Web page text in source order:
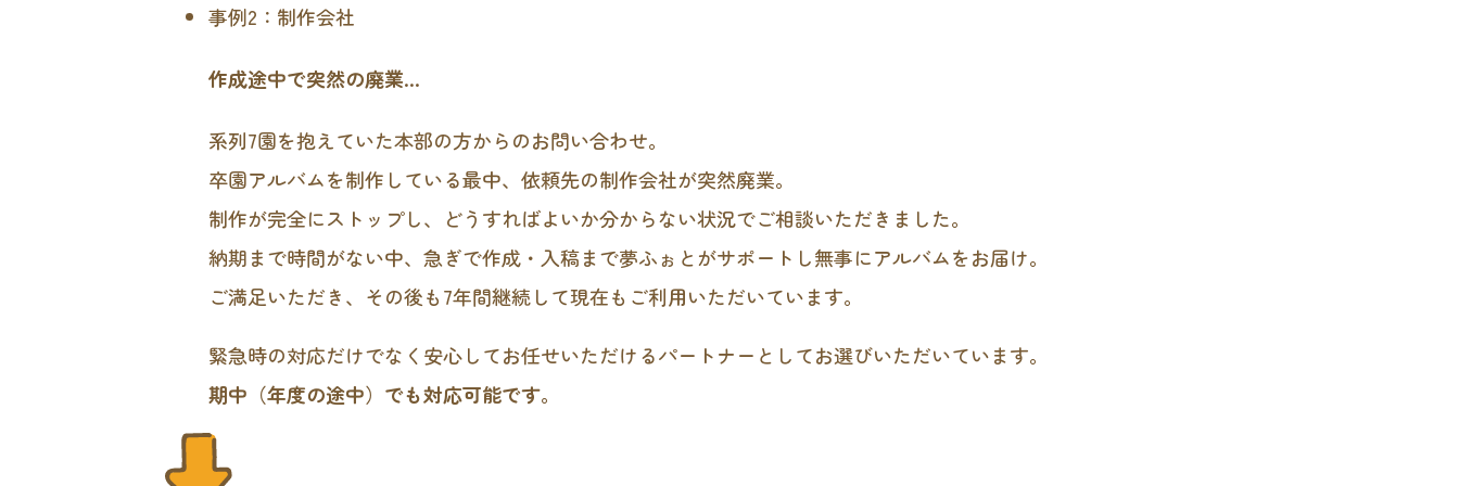
事例2：制作会社
作成途中で突然の廃業…
系列7園を抱えていた本部の方からのお問い合わせ。
卒園アルバムを制作している最中、依頼先の制作会社が突然廃業。
制作が完全にストップし、どうすればよいか分からない状況でご相談いただきました。
納期まで時間がない中、急ぎで作成・入稿まで夢ふぉとがサポートし無事にアルバムをお届け。
ご満足いただき、その後も7年間継続して現在もご利用いただいています。
緊急時の対応だけでなく安心してお任せいただけるパートナーとしてお選びいただいています。
期中（年度の途中）でも対応可能です。